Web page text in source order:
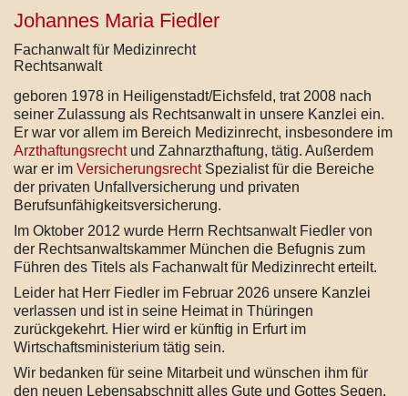
Johannes Maria Fiedler
Fachanwalt für Medizinrecht
Rechtsanwalt
geboren 1978 in Heiligenstadt/Eichsfeld, trat 2008 nach
seiner Zulassung als Rechtsanwalt in unsere Kanzlei ein.
Er war vor allem im Bereich Medizinrecht, insbesondere im
Arzthaftungsrecht und Zahnarzthaftung, tätig. Außerdem
war er im Versicherungsrecht Spezialist für die Bereiche
der privaten Unfallversicherung und privaten
Berufsunfähigkeitsversicherung.
Im Oktober 2012 wurde Herrn Rechtsanwalt Fiedler von
der Rechtsanwaltskammer München die Befugnis zum
Führen des Titels als Fachanwalt für Medizinrecht erteilt.
Leider hat Herr Fiedler im Februar 2026 unsere Kanzlei
verlassen und ist in seine Heimat in Thüringen
zurückgekehrt. Hier wird er künftig in Erfurt im
Wirtschaftsministerium tätig sein.
Wir bedanken für seine Mitarbeit und wünschen ihm für
den neuen Lebensabschnitt alles Gute und Gottes Segen.